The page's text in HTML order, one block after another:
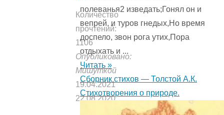
Количество
прочтений:
1106
Опубликовано:
Мишуткой
19.04.2021
22.08.2020
полеванья2 изведать;Гонял он и
вепрей, и туров гнедых,Но время
доспело, звон рога утих,Пора
отдыхать и ...
Читать »
Сборник стихов — Толстой А.К.
Стихотворения о природе.